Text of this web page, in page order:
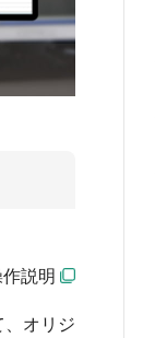
説明
、オリジ